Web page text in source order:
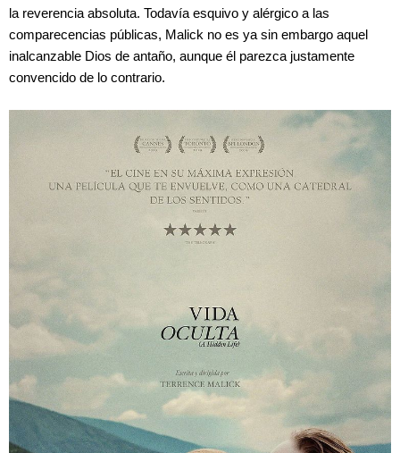
la reverencia absoluta. Todavía esquivo y alérgico a las
comparecencias públicas, Malick no es ya sin embargo aquel
inalcanzable Dios de antaño, aunque él parezca justamente
convencido de lo contrario.